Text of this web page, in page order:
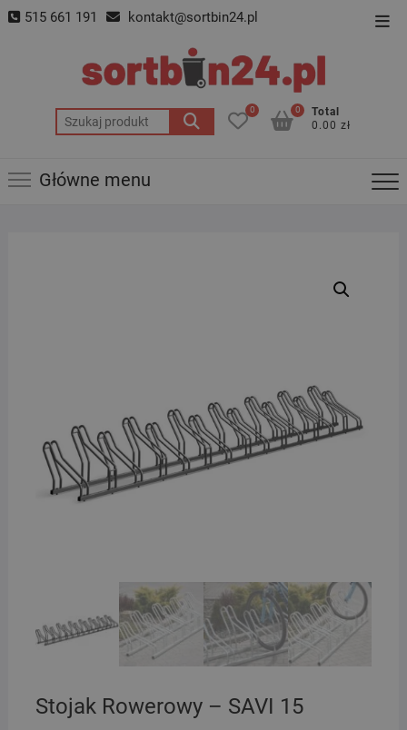
Skip 515 661 191 kontakt@sortbin24.pl
Szukaj:
0
Total
0.00 zł
0
Główne menu
Stojak Rowerowy – SAVI 15